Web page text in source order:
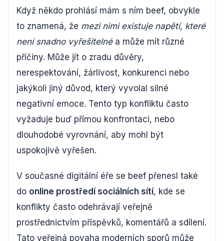
Když někdo prohlásí mám s ním beef, obvykle
to znamená, že mezi nimi existuje napětí, které
není snadno vyřešitelnéa může mít různé
příčiny. Může jít o zradu důvěry,
nerespektování, žárlivost, konkurenci nebo
jakýkoli jiný důvod, který vyvolal silné
negativní emoce. Tento typ konfliktu často
vyžaduje buď přímou konfrontaci, nebo
dlouhodobé vyrovnání, aby mohl být
uspokojivě vyřešen.
V současné digitální éře se beef přenesl také
do online prostředí sociálních sítí, kde se
konflikty často odehrávají veřejně
prostřednictvím příspěvků, komentářů a sdílení.
Tato veřejná povaha moderních sporů může